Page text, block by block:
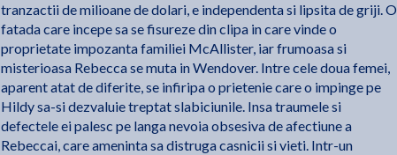
tranzactii de milioane de dolari, e independenta si lipsita de griji. O
fatada care incepe sa se fisureze din clipa in care vinde o
proprietate impozanta familiei McAllister, iar frumoasa si
misterioasa Rebecca se muta in Wendover. Intre cele doua femei,
aparent atat de diferite, se infiripa o prietenie care o impinge pe
Hildy sa-si dezvaluie treptat slabiciunile. Insa traumele si
defectele ei palesc pe langa nevoia obsesiva de afectiune a
Rebeccai, care ameninta sa distruga casnicii si vieti. Intr-un